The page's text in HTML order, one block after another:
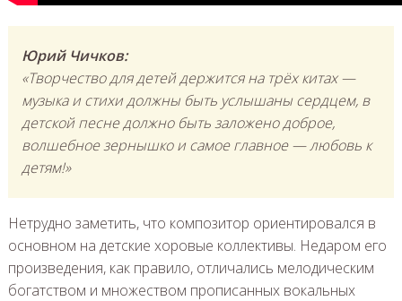
Юрий Чичков:
«Творчество для детей держится на трёх китах —
музыка и стихи должны быть услышаны сердцем, в
детской песне должно быть заложено доброе,
волшебное зернышко и самое главное — любовь к
детям!»
Нетрудно заметить, что композитор ориентировался в
основном на детские хоровые коллективы. Недаром его
произведения, как правило, отличались мелодическим
богатством и множеством прописанных вокальных